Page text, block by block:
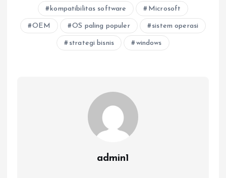
kompatibilitas software Microsoft
OEM OS paling populer sistem operasi
strategi bisnis windows
admin1